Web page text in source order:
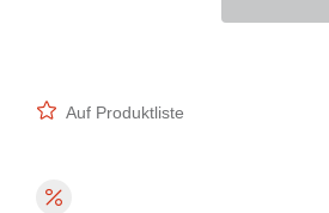
Auf Produktliste